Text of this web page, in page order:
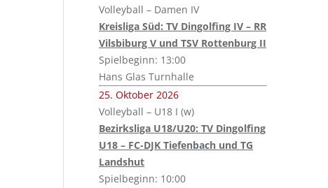
Volleyball – Damen IV
Kreisliga Süd: TV Dingolfing IV – RR
Vilsbiburg V und TSV Rottenburg II
Spielbeginn: 13:00
Hans Glas Turnhalle
25. Oktober 2026
Volleyball – U18 I (w)
Bezirksliga U18/U20: TV Dingolfing
U18 – FC-DJK Tiefenbach und TG
Landshut
Spielbeginn: 10:00